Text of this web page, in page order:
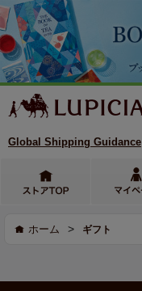
Global Shipping Guidance
ホーム > ギフト